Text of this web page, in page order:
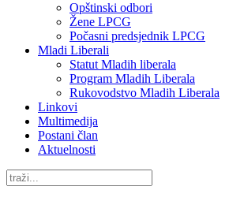
Opštinski odbori
Žene LPCG
Počasni predsjednik LPCG
Mladi Liberali
Statut Mladih liberala
Program Mladih Liberala
Rukovodstvo Mladih Liberala
Linkovi
Multimedija
Postani član
Aktuelnosti